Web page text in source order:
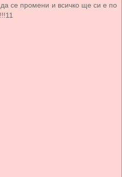
се промени и всичко ще си е по